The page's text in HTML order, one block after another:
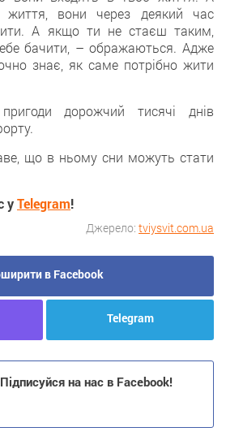
вони через деякий час
А якщо ти не стаєш таким,
бачити, – ображаються. Адже
знає, як саме потрібно жити
дорожчий тисячі днів
що в ньому сни можуть стати
уTelegram!
Джерело: tviysvit.com.ua
в Facebook
Telegram
на нас в Facebook!